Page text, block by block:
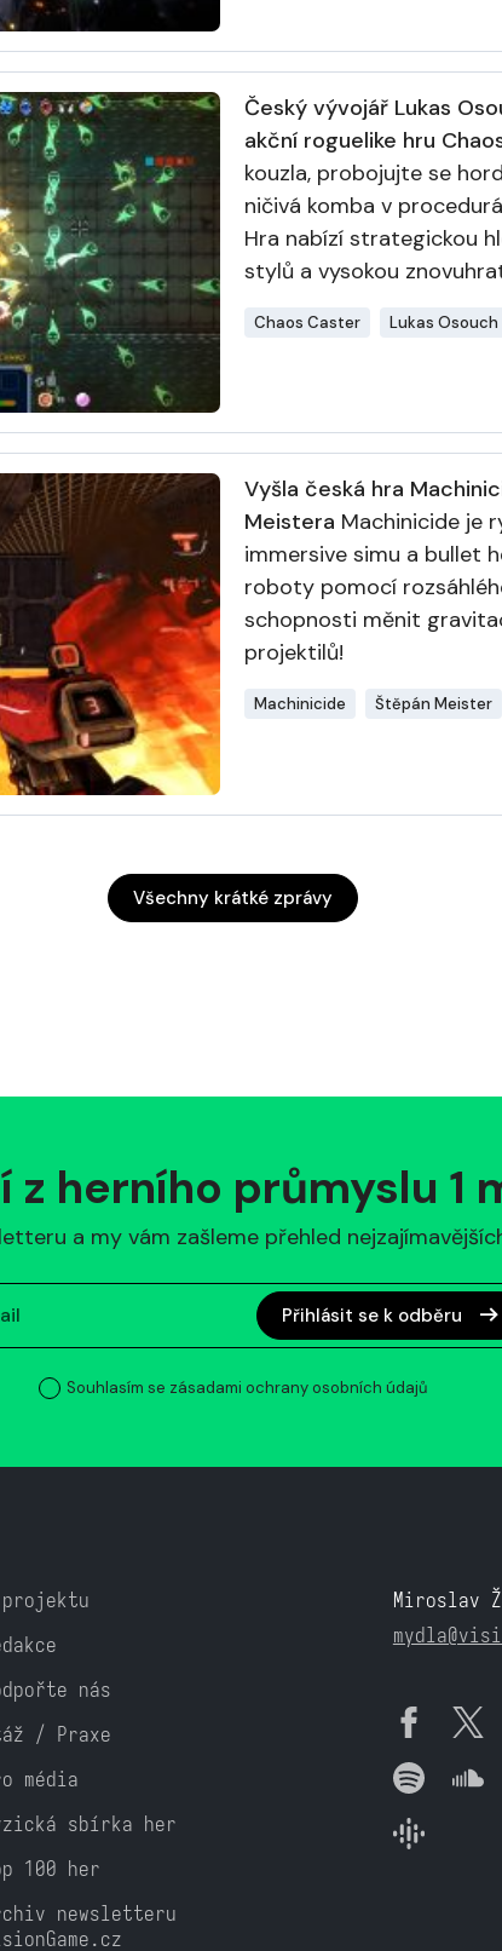
Český vývojář Lukas
akční roguelike hru
kouzla, probojujte se
ničivá komba v
Hra nabízí strategickou
stylů a vysokou
Chaos Caster Lukas Osouch
Vyšla česká hra
Meistera Machinicide je
immersive simu a bullet
roboty pomocí
schopnosti měnit
projektilů!
Machinicide Štěpán Meister
Všechny krátké zprávy
z herního průmyslu 1
a my vám zašleme přehled
Přihlásit se k odběru
Souhlasím se zásadami ochrany osobních údajů
projektu
nás
/ Praxe
média
sbírka her
100 her
newsletteru
Miroslav